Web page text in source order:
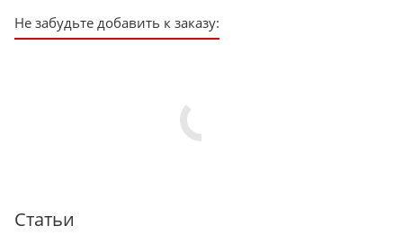
Не забудьте добавить к заказу:
Статьи